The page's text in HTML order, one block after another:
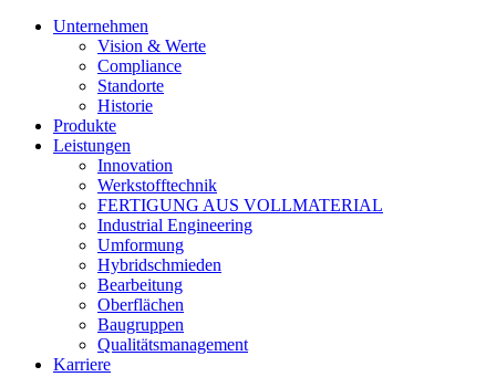
Unternehmen
Vision & Werte
Compliance
Standorte
Historie
Produkte
Leistungen
Innovation
Werkstofftechnik
FERTIGUNG AUS VOLLMATERIAL
Industrial Engineering
Umformung
Hybridschmieden
Bearbeitung
Oberflächen
Baugruppen
Qualitätsmanagement
Karriere